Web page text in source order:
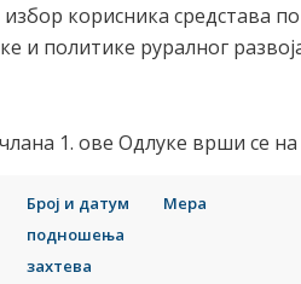
избор корисника средстава
и политике руралног
1. ове Одлуке врши се
Број и датум
подношења
захтева
Мера